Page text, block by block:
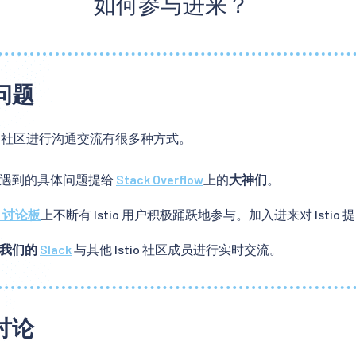
题
区进行沟通交流有很多种方式。
到的具体问题提给 Stack Overflow 上的大神们。
论板 上不断有 Istio 用户积极踊跃地参与。加入进来对 Istio
们的 Slack与其他 Istio 社区成员进行实时交流。
论